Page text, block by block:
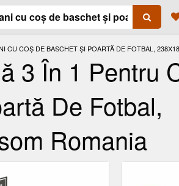
CU COȘ DE BASCHET ȘI POARTĂ DE FOTBAL,
3 În 1 Pentru
De Fotbal,
Romania